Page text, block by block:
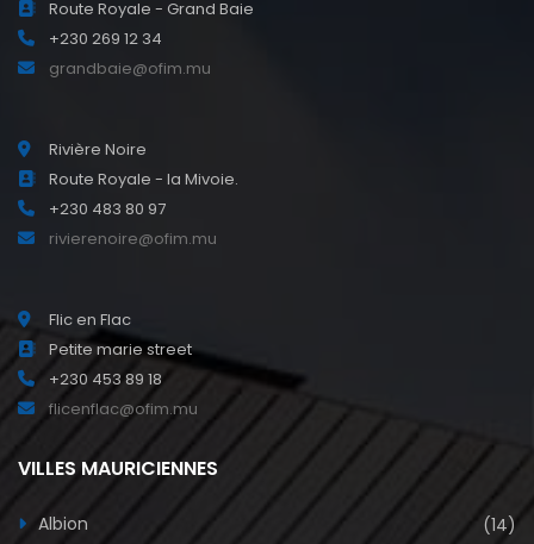
Route Royale - Grand Baie
+230 269 12 34
grandbaie@ofim.mu
Rivière Noire
Route Royale - la Mivoie.
+230 483 80 97
rivierenoire@ofim.mu
Flic en Flac
Petite marie street
+230 453 89 18
flicenflac@ofim.mu
VILLES MAURICIENNES
Albion
(14)